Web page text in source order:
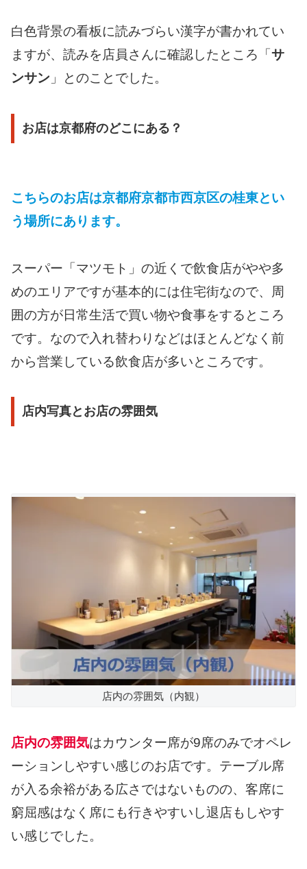
白色背景の看板に読みづらい漢字が書かれてい
ますが、読みを店員さんに確認したところ「 サ
ンサン 」とのことでした。
お店は京都府のどこにある？
こちらのお店は京都府京都市西京区の桂東とい
う場所にあります。
スーパー「マツモト」の近くで飲食店がやや多
めのエリアですが基本的には住宅街なので、周
囲の方が日常生活で買い物や食事をするところ
です。なので入れ替わりなどはほとんどなく前
から営業している飲食店が多いところです。
店内写真とお店の雰囲気
店内の雰囲気（内観）
店内の雰囲気はカウンター席が9席のみでオペレ
ーションしやすい感じのお店です。テーブル席
が入る余裕がある広さではないものの、客席に
窮屈感はなく席にも行きやすいし退店もしやす
い感じでした。